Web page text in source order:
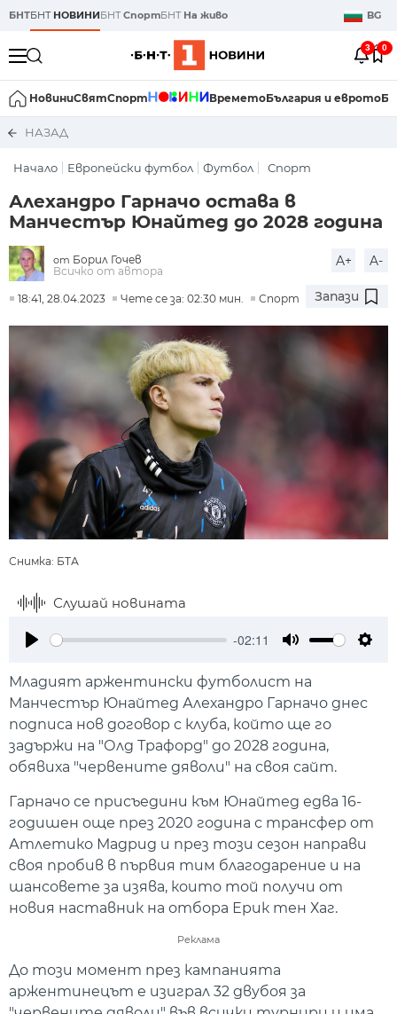
БНТБНТ НОВИНИБНТСпортБНТ На живо BG
3 0
НовиниСвятСпорт ВреметоБългария и еврото
НАЗАД
Начало Европейски футбол Футбол Спорт
Алехандро Гарначо остава в
Манчестър Юнайтед до 2028 година
от Борил Гочев
Всичко от автора
A+ A-
18:41, 28.04.2023 Чете се за: 02:30 мин. Спорт Запази
Снимка: БТА
Слушай новината
-02:11
Младият аржентински футболист на
Манчестър Юнайтед Алехандро Гарначо днес
подписа нов договор с клуба, който ще го
задържи на "Олд Трафорд" до 2028 година,
обявиха "червените дяволи" на своя сайт.
Гарначо се присъедини към Юнайтед едва 16-
годишен още през 2020 година с трансфер от
Атлетико Мадрид и през този сезон направи
своя пробив в първия тим благодарение и на
шансовете за изява, които той получи от
новия наставник на отбора Ерик тен Хаг.
Реклама
До този момент през кампанията
аржентинецът е изиграл 32 двубоя за